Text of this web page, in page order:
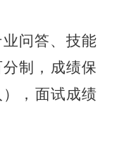
业问答、技能
制， 成绩保
， 面试成绩